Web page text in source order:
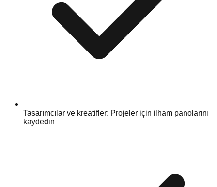
Tasarımcılar ve kreatifler: Projeler için ilham panolarını
kaydedin